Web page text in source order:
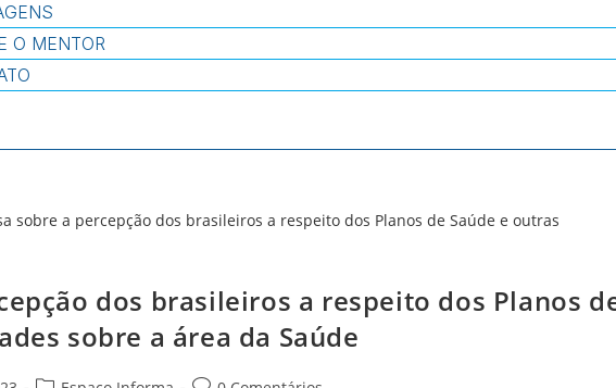
O MENTOR
dos brasileiros a respeito dos Planos
sobre a área da Saúde